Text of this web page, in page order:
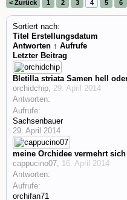
< Zurück 1 2 3 4 5 6
Sortiert nach:
Titel
Erstellungsdatum
Antworten ↑ Aufrufe
Letzter Beitrag
Bletilla striata Samen hell
orchidchip, 29. April 2014
Antworten:
Aufrufe:
Sachsenbauer
29. April 2014
meine Orchidee vermehrt sich
cappucino07, 16. April 2014
Antworten:
Aufrufe:
orchifan71